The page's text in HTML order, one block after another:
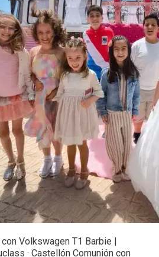
Volkswagen T1 Barbie |
· Castellón Comunión con